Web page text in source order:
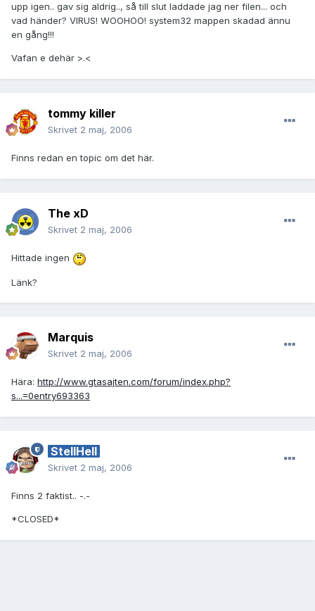
upp igen.. gav sig aldrig.., så till slut laddade jag ner filen... och
vad händer? VIRUS! WOOHOO! system32 mappen skadad ännu
en gång!!!
Vafan e dehär >.<
tommy killer
Skrivet 2 maj, 2006
Finns redan en topic om det här.
The xD
Skrivet 2 maj, 2006
Hittade ingen
Länk?
Marquis
Skrivet 2 maj, 2006
Hära: http://www.gtasajten.com/forum/index.php?
s...=0entry693363
StellHell
Skrivet 2 maj, 2006
Finns 2 faktist.. -.-
*CLOSED*